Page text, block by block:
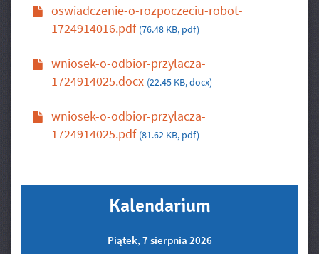
oswiadczenie-o-rozpoczeciu-robot-
1724914016.pdf (76.48 KB, pdf)
wniosek-o-odbior-przylacza-
1724914025.docx (22.45 KB, docx)
wniosek-o-odbior-przylacza-
1724914025.pdf (81.62 KB, pdf)
Kalendarium
Piątek, 7 sierpnia 2026